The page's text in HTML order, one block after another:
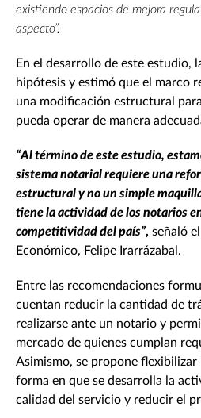
existiendo espacios de mejora
aspecto”.
En el desarrollo de este estudio,
hipótesis y estimó que el marco
una modificación estructural
pueda operar de manera
“Al término de este estudio,
sistema notarial requiere una
estructural y no un simple
tiene la actividad de los notarios
competitividad del país”, señaló
Económico, Felipe Irarrázabal.
Entre las recomendaciones
cuentan reducir la cantidad de
realizarse ante un notario y
mercado de quienes cumplan
Asimismo, se propone flexibilizar
forma en que se desarrolla la
calidad del servicio y reducir el